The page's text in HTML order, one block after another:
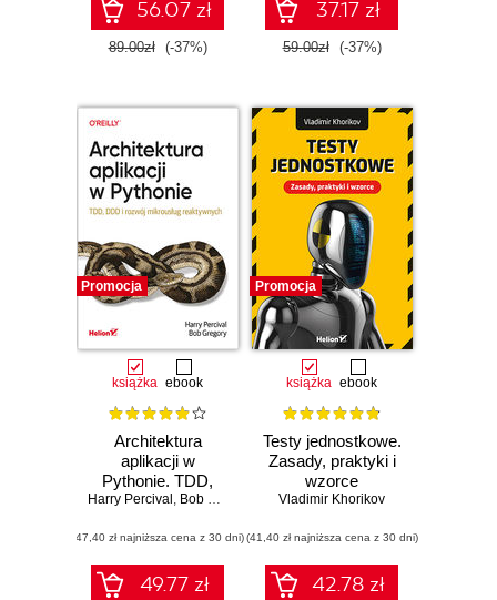
56.07 zł
89.00zł (-37%)
37.17 zł
59.00zł (-37%)
Promocja
książka ebook
Architektura
aplikacji w
Pythonie. TDD,
DDD i rozwój
reaktywnych
Harry Percival , Bob Gregory
(47,40 zł najniższa cena z 30 dni)
49.77 zł
Promocja
książka ebook
Testy jednostkowe.
Zasady, praktyki i
wzorce
Vladimir Khorikov
(41,40 zł najniższa cena z 30 dni)
42.78 zł